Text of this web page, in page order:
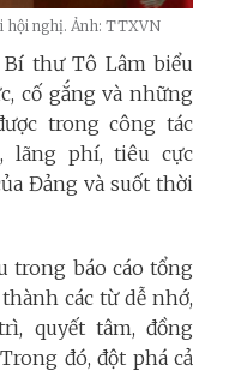
hội nghị. Ảnh: TTXVN
thư Tô Lâm biểu
cố gắng và những
trong công tác
lãng phí, tiêu cực
Đảng và suốt thời
trong báo cáo tổng
các từ dễ nhớ,
quyết tâm, đồng
đó, đột phá cả